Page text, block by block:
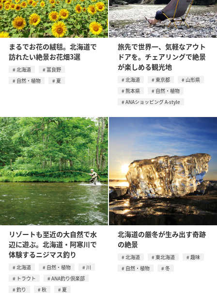
まるでお花の絨毯。北海道で
訪れたい絶景お花畑3選
北海道
富良野
自然・植物
夏
旅先で世界一、気軽なアウト
ドアを。チェアリングで絶景
が楽しめる観光地
北海道 東京都
山形県
熊本県
自然・植物
ANAショッピング A-style
リゾートも至近の大自然で水
辺に遊ぶ。北海道・阿寒川で
体験するニジマス釣り
北海道 自然・植物
川
トラウト
ANA釣り倶楽部
釣り
秋 夏
北海道の厳冬が生み出す奇跡
の絶景
北海道 東北海道
趣味
自然・植物
冬